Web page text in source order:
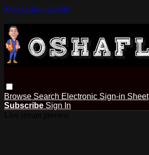
Skip to main content
Browse Search Electronic Sign-in Sheet
Subscribe Sign In